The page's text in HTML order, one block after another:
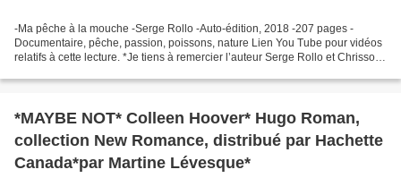
-Ma pêche à la mouche -Serge Rollo -Auto-édition, 2018 -207 pages -
Documentaire, pêche, passion, poissons, nature Lien You Tube pour vidéos
relatifs à cette lecture. *Je tiens à remercier l’auteur Serge Rollo et Chrissou
*MAYBE NOT* Colleen Hoover* Hugo Roman,
collection New Romance, distribué par Hachette
Canada*par Martine Lévesque*